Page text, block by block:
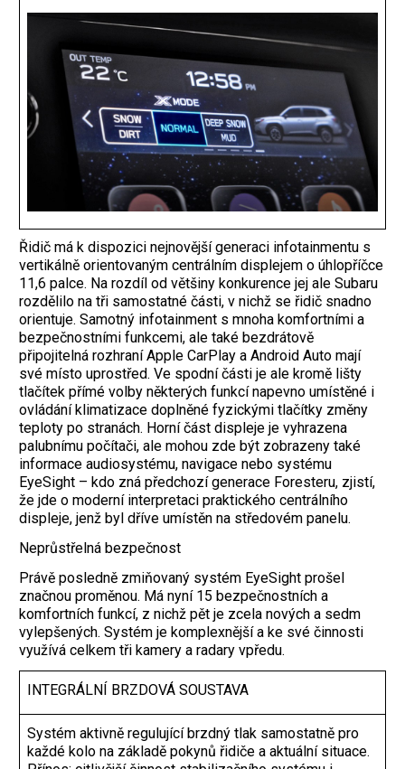
Řidič má k dispozici nejnovější generaci infotainmentu s
vertikálně orientovaným centrálním displejem o úhlopříčce
11,6 palce. Na rozdíl od většiny konkurence jej ale Subaru
rozdělilo na tři samostatné části, v nichž se řidič snadno
orientuje. Samotný infotainment s mnoha komfortními a
bezpečnostními funkcemi, ale také bezdrátově
připojitelná rozhraní Apple CarPlay a Android Auto mají
své místo uprostřed. Ve spodní části je ale kromě lišty
tlačítek přímé volby některých funkcí napevno umístěné i
ovládání klimatizace doplněné fyzickými tlačítky změny
teploty po stranách. Horní část displeje je vyhrazena
palubnímu počítači, ale mohou zde být zobrazeny také
informace audiosystému, navigace nebo systému
EyeSight – kdo zná předchozí generace Foresteru, zjistí,
že jde o moderní interpretaci praktického centrálního
displeje, jenž byl dříve umístěn na středovém panelu.
Neprůstřelná bezpečnost
Právě posledně zmiňovaný systém EyeSight prošel
značnou proměnou. Má nyní 15 bezpečnostních a
komfortních funkcí, z nichž pět je zcela nových a sedm
vylepšených. Systém je komplexnější a ke své činnosti
využívá celkem tři kamery a radary vpředu.
INTEGRÁLNÍ BRZDOVÁ SOUSTAVA
Systém aktivně regulující brzdný tlak samostatně pro
každé kolo na základě pokynů řidiče a aktuální situace.